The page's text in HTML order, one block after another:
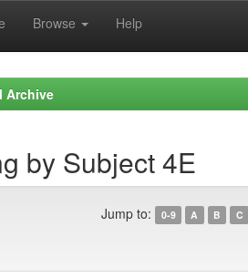
Browse Help
Archive
by Subject 4E
Jump to: 0-9 A B C